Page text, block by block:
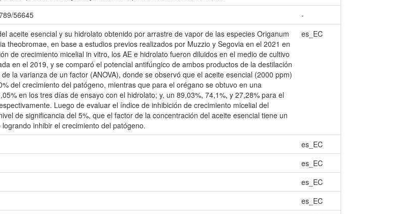
56645
-
aceite esencial y su hidrolato obtenido por arrastre de vapor de las especies Origanum
theobromae, en base a estudios previos realizados por Muzzio y Segovia en el 2021 en
de crecimiento micelial in vitro, los AE e hidrolato fueron diluidos en el medio de cultivo
en el 2019, y se comparó el potencial antifúngico de ambos productos de la destilación
la varianza de un factor (ANOVA), donde se observó que el aceite esencial (2000 ppm)
del crecimiento del patógeno, mientras que para el orégano se obtuvo en una
en los tres días de ensayo con el hidrolato; y, un 89,03%, 74,1%, y 27,28% para el
Luego de evaluar el índice de inhibición de crecimiento micelial del
de significancia del 5%, que el factor de la concentración del aceite esencial tiene un
inhibir el crecimiento del patógeno.
es_EC
es_EC
es_EC
es_EC
es_EC